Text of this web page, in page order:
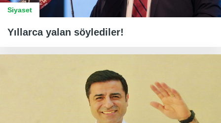
Siyaset
Yıllarca yalan söylediler!